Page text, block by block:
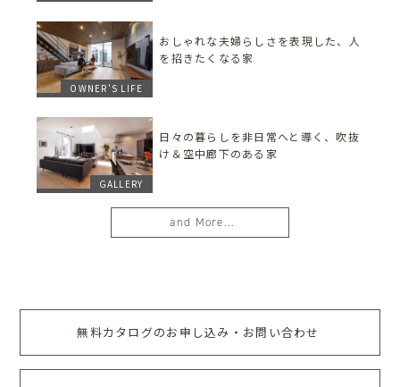
OWNER'S LIFE
おしゃれな夫婦らしさを表現した、人
を招きたくなる家
GALLERY
日々の暮らしを非日常へと導く、吹抜
け＆空中廊下のある家
and More...
無料カタログのお申し込み・お問い合わせ